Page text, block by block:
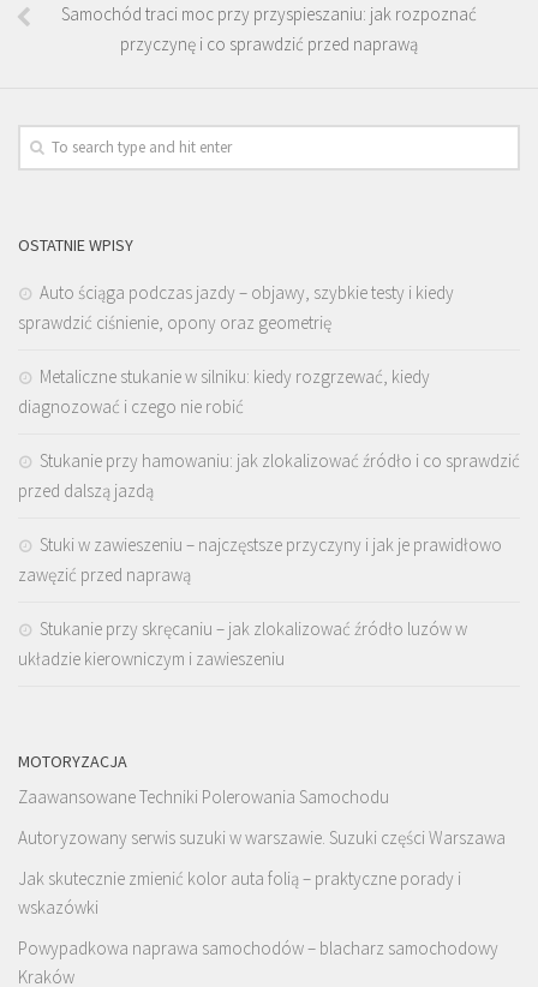
Samochód traci moc przy przyspieszaniu: jak rozpoznać
przyczynę i co sprawdzić przed naprawą
OSTATNIE WPISY
Auto ściąga podczas jazdy – objawy, szybkie testy i kiedy
sprawdzić ciśnienie, opony oraz geometrię
Metaliczne stukanie w silniku: kiedy rozgrzewać, kiedy
diagnozować i czego nie robić
Stukanie przy hamowaniu: jak zlokalizować źródło i co sprawdzić
przed dalszą jazdą
Stuki w zawieszeniu – najczęstsze przyczyny i jak je prawidłowo
zawęzić przed naprawą
Stukanie przy skręcaniu – jak zlokalizować źródło luzów w
układzie kierowniczym i zawieszeniu
MOTORYZACJA
Zaawansowane Techniki Polerowania Samochodu
Autoryzowany serwis suzuki w warszawie. Suzuki części Warszawa
Jak skutecznie zmienić kolor auta folią – praktyczne porady i
wskazówki
Powypadkowa naprawa samochodów – blacharz samochodowy
Kraków